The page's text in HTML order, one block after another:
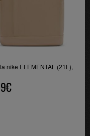
nike ELEMENTAL (21L),